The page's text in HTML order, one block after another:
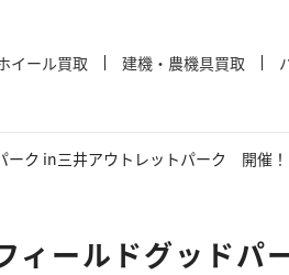
イール買取 建機・農機具買取
ーク in三井アウトレットパーク 開催！
ィールドグッド